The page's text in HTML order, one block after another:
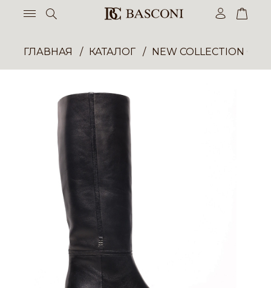
ГЛАВНАЯ КАТАЛОГ NEW COLLECTION